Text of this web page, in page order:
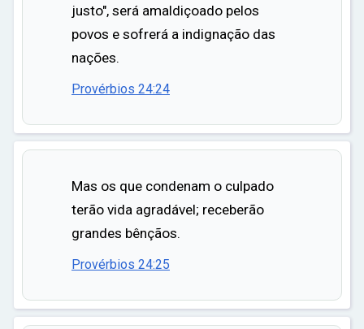
justo", será amaldiçoado pelos
povos e sofrerá a indignação das
nações.
Provérbios 24:24
Mas os que condenam o culpado
terão vida agradável; receberão
grandes bênçãos.
Provérbios 24:25